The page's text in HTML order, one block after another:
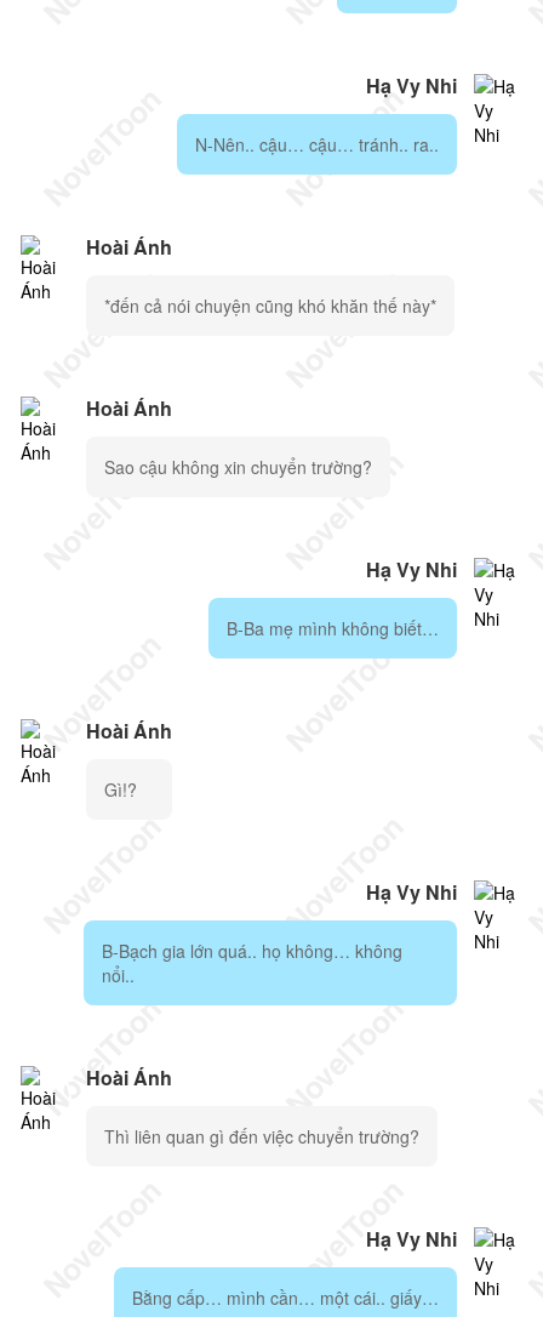
Hạ Vy Nhi
N-Nên.. cậu… cậu… tránh.. ra..
Hoài Ánh
*đến cả nói chuyện cũng khó khăn thế này*
Hoài Ánh
Sao cậu không xin chuyển trường?
Hạ Vy Nhi
B-Ba mẹ mình không biết…
Hoài Ánh
Gì!?
Hạ Vy Nhi
B-Bạch gia lớn quá.. họ không… không
nổi..
Hoài Ánh
Thì liên quan gì đến việc chuyển trường?
Hạ Vy Nhi
Bằng cấp… mình cần… một cái.. giấy…